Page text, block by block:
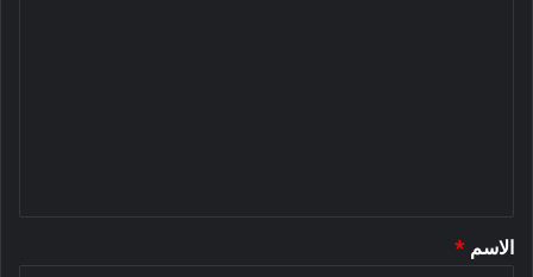
*
الاسم *